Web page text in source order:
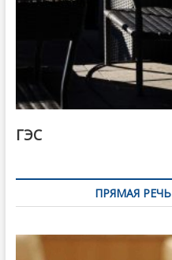
ГЭС
ПРЯМАЯ РЕЧЬ